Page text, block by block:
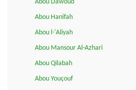
Abou Dawoud
Abou Hanifah
Abou l-'Aliyah
Abou Mansour Al-Azhari
Abou Qilabah
Abou Youçouf